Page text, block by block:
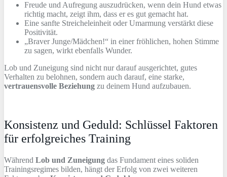
Freude und Aufregung auszudrücken, wenn dein Hund etwas
richtig macht, zeigt ihm, dass er es gut gemacht hat.
Eine sanfte Streicheleinheit oder Umarmung verstärkt diese
Positivität.
„Braver Junge/Mädchen!“ in einer fröhlichen, hohen Stimme
zu sagen, wirkt ebenfalls Wunder.
Lob und Zuneigung sind nicht nur darauf ausgerichtet, gutes
Verhalten zu belohnen, sondern auch darauf, eine starke,
vertrauensvolle Beziehung zu deinem Hund aufzubauen.
Konsistenz und Geduld: Schlüssel Faktoren
für erfolgreiches Training
Während Lob und Zuneigung das Fundament eines soliden
Trainingsregimes bilden, hängt der Erfolg von zwei weiteren